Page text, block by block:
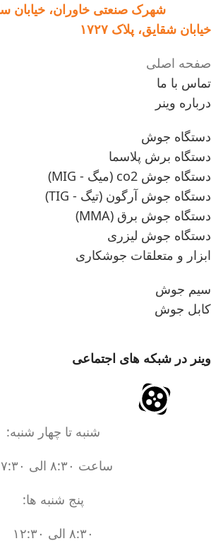
شهرک صنعتی خاوران، خیابان
خیابان شقایق، پلاک ۱۷۲۷
صفحه اصلی
تماس با ما
درباره وینر
دستگاه جوش
دستگاه برش پلاسما
دستگاه جوش co2 (میگ - MIG)
دستگاه جوش آرگون (تیگ - TIG)
دستگاه جوش برق (MMA)
دستگاه جوش لیزری
ابزار و متعلقات جوشکاری
سیم جوش
کابل جوش
وینر در شبکه های اجتماعی
شنبه تا چهار شنبه:
ساعت ۸:۳۰ الی ۱۷:۳۰
پنج شنبه ها:
۸:۳۰ الی ۱۲:۳۰